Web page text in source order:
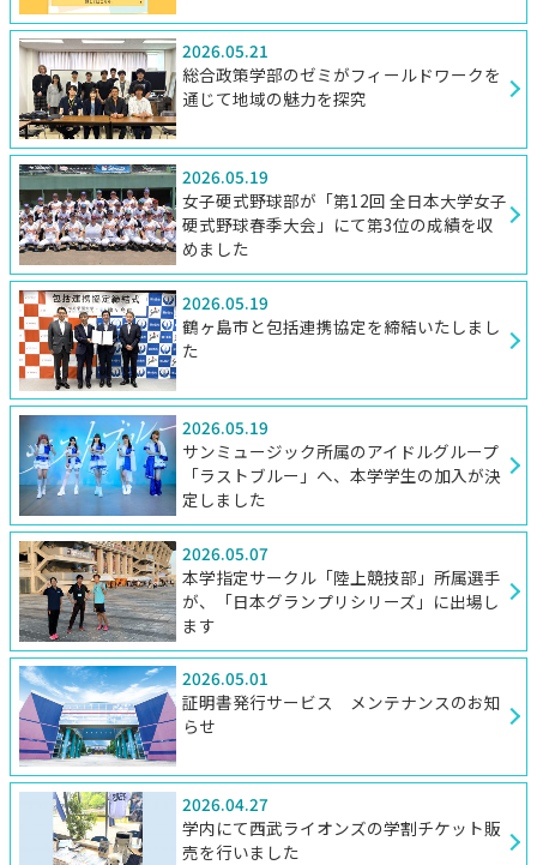
2026.05.21
総合政策学部のゼミがフィールドワークを
通じて地域の魅力を探究
2026.05.19
女子硬式野球部が「第12回 全日本大学女子
硬式野球春季大会」にて第3位の成績を収
めました
2026.05.19
鶴ヶ島市と包括連携協定を締結いたしまし
た
2026.05.19
サンミュージック所属のアイドルグループ
「ラストブルー」へ、本学学生の加入が決
定しました
2026.05.07
本学指定サークル「陸上競技部」所属選手
が、「日本グランプリシリーズ」に出場し
ます
2026.05.01
証明書発行サービス メンテナンスのお知
らせ
2026.04.27
学内にて西武ライオンズの学割チケット販
売を行いました